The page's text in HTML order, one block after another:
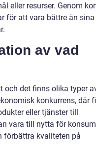
eller resurser. Genom
för att vara bättre än sina
av vad
och det finns olika typer
konkurrens, där
eller tjänster till
vara till nytta för
förbättra kvaliteten på